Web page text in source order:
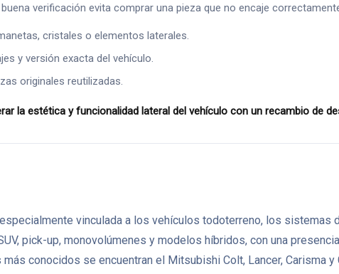
verificación evita comprar una pieza que no encaje
cristales o elementos laterales.
y versión exacta del vehículo.
originales reutilizadas.
la estética y funcionalidad lateral del vehículo con un recambio de
vinculada a los vehículos todoterreno, los
pick-up, monovolúmenes y modelos híbridos, con una
conocidos se encuentran el Mitsubishi Colt, Lancer, Carisma